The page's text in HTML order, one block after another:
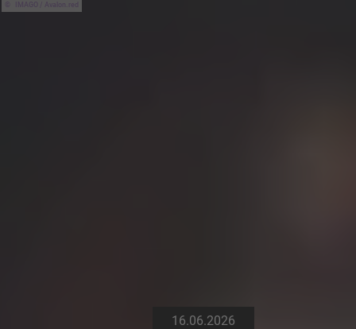
IMAGO / Avalon.red
16.06.2026